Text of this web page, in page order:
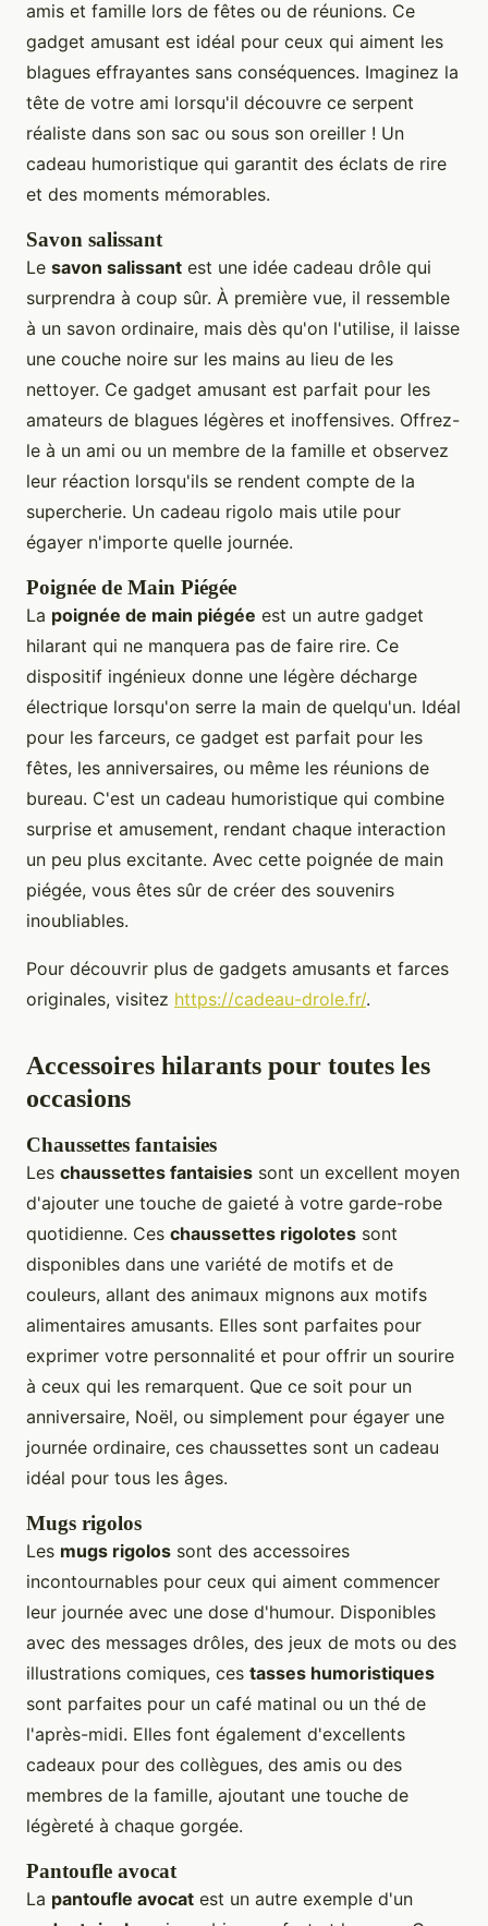
amis et famille lors de fêtes ou de réunions. Ce
gadget amusant est idéal pour ceux qui aiment les
blagues effrayantes sans conséquences. Imaginez la
tête de votre ami lorsqu'il découvre ce serpent
réaliste dans son sac ou sous son oreiller ! Un
cadeau humoristique qui garantit des éclats de rire
et des moments mémorables.
Savon salissant
Le savon salissant est une idée cadeau drôle qui
surprendra à coup sûr. À première vue, il ressemble
à un savon ordinaire, mais dès qu'on l'utilise, il laisse
une couche noire sur les mains au lieu de les
nettoyer. Ce gadget amusant est parfait pour les
amateurs de blagues légères et inoffensives. Offrez-
le à un ami ou un membre de la famille et observez
leur réaction lorsqu'ils se rendent compte de la
supercherie. Un cadeau rigolo mais utile pour
égayer n'importe quelle journée.
Poignée de Main Piégée
La poignée de main piégée est un autre gadget
hilarant qui ne manquera pas de faire rire. Ce
dispositif ingénieux donne une légère décharge
électrique lorsqu'on serre la main de quelqu'un. Idéal
pour les farceurs, ce gadget est parfait pour les
fêtes, les anniversaires, ou même les réunions de
bureau. C'est un cadeau humoristique qui combine
surprise et amusement, rendant chaque interaction
un peu plus excitante. Avec cette poignée de main
piégée, vous êtes sûr de créer des souvenirs
inoubliables.
Pour découvrir plus de gadgets amusants et farces
originales, visitez https://cadeau-drole.fr/.
Accessoires hilarants pour toutes les
occasions
Chaussettes fantaisies
Les chaussettes fantaisies sont un excellent moyen
d'ajouter une touche de gaieté à votre garde-robe
quotidienne. Ces chaussettes rigolotes sont
disponibles dans une variété de motifs et de
couleurs, allant des animaux mignons aux motifs
alimentaires amusants. Elles sont parfaites pour
exprimer votre personnalité et pour offrir un sourire
à ceux qui les remarquent. Que ce soit pour un
anniversaire, Noël, ou simplement pour égayer une
journée ordinaire, ces chaussettes sont un cadeau
idéal pour tous les âges.
Mugs rigolos
Les mugs rigolos sont des accessoires
incontournables pour ceux qui aiment commencer
leur journée avec une dose d'humour. Disponibles
avec des messages drôles, des jeux de mots ou des
illustrations comiques, ces tasses humoristiques
sont parfaites pour un café matinal ou un thé de
l'après-midi. Elles font également d'excellents
cadeaux pour des collègues, des amis ou des
membres de la famille, ajoutant une touche de
légèreté à chaque gorgée.
Pantoufle avocat
La pantoufle avocat est un autre exemple d'un